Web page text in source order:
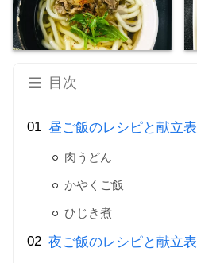
目次
昼ご飯のレシピと献立表
肉うどん
かやくご飯
ひじき煮
夜ご飯のレシピと献立表